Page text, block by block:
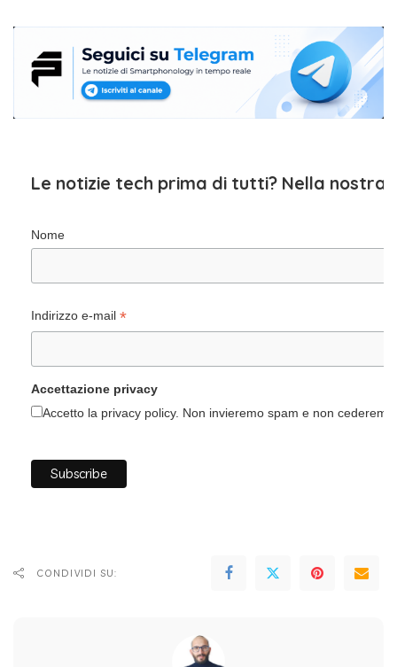
Le notizie tech prima di tutti? Nella nostra
Nome
Indirizzo e-mail *
Accettazione privacy
Accetto la privacy policy. Non invieremo spam e non
CONDIVIDI SU: